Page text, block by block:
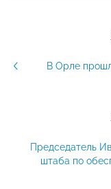
В Орле
Председатель
штаба по